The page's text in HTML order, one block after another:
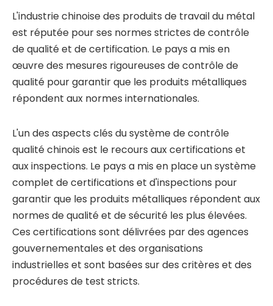
L'industrie chinoise des produits de travail du métal
est réputée pour ses normes strictes de contrôle
de qualité et de certification. Le pays a mis en
œuvre des mesures rigoureuses de contrôle de
qualité pour garantir que les produits métalliques
répondent aux normes internationales.
L'un des aspects clés du système de contrôle
qualité chinois est le recours aux certifications et
aux inspections. Le pays a mis en place un système
complet de certifications et d'inspections pour
garantir que les produits métalliques répondent aux
normes de qualité et de sécurité les plus élevées.
Ces certifications sont délivrées par des agences
gouvernementales et des organisations
industrielles et sont basées sur des critères et des
procédures de test stricts.